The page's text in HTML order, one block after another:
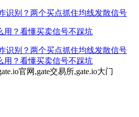
识别？两个买点抓住均线发散信号
用？看懂买卖信号不踩坑
识别？两个买点抓住均线发散信号
用？看懂买卖信号不踩坑